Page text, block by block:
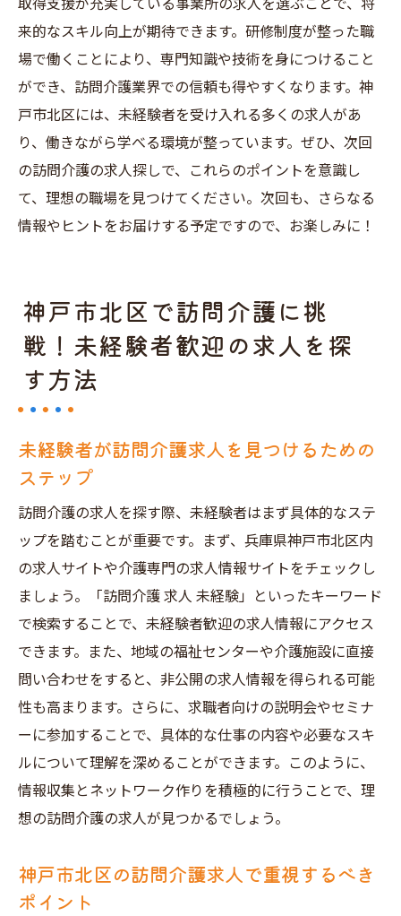
取得支援が充実している事業所の求人を選ぶことで、将
来的なスキル向上が期待できます。研修制度が整った職
場で働くことにより、専門知識や技術を身につけること
ができ、訪問介護業界での信頼も得やすくなります。神
戸市北区には、未経験者を受け入れる多くの求人があ
り、働きながら学べる環境が整っています。ぜひ、次回
の訪問介護の求人探しで、これらのポイントを意識し
て、理想の職場を見つけてください。次回も、さらなる
情報やヒントをお届けする予定ですので、お楽しみに！
神戸市北区で訪問介護に挑
戦！未経験者歓迎の求人を探
す方法
未経験者が訪問介護求人を見つけるための
ステップ
訪問介護の求人を探す際、未経験者はまず具体的なステ
ップを踏むことが重要です。まず、兵庫県神戸市北区内
の求人サイトや介護専門の求人情報サイトをチェックし
ましょう。「訪問介護 求人 未経験」といったキーワード
で検索することで、未経験者歓迎の求人情報にアクセス
できます。また、地域の福祉センターや介護施設に直接
問い合わせをすると、非公開の求人情報を得られる可能
性も高まります。さらに、求職者向けの説明会やセミナ
ーに参加することで、具体的な仕事の内容や必要なスキ
ルについて理解を深めることができます。このように、
情報収集とネットワーク作りを積極的に行うことで、理
想の訪問介護の求人が見つかるでしょう。
神戸市北区の訪問介護求人で重視するべき
ポイント